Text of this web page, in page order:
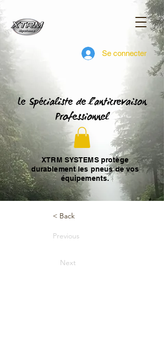
Se connecter
XTRM SYSTEMS protège
durablement les pneus de vos
équipements.
< Back
Previous
Next